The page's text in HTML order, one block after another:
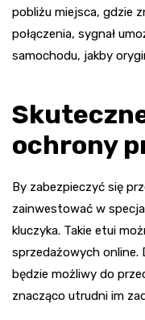
pobliżu miejsca, gdzie
połączenia, sygnał
samochodu, jakby
ochrony
By zabezpieczyć się
zainwestować w
kluczyka. Takie etui
sprzedażowych online.
będzie możliwy do
znacząco utrudni im